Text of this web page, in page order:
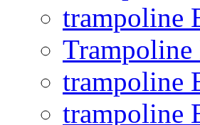
trampoline
trampoline
trampoline